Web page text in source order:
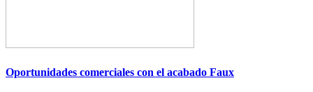
Oportunidades comerciales con el acabado Faux